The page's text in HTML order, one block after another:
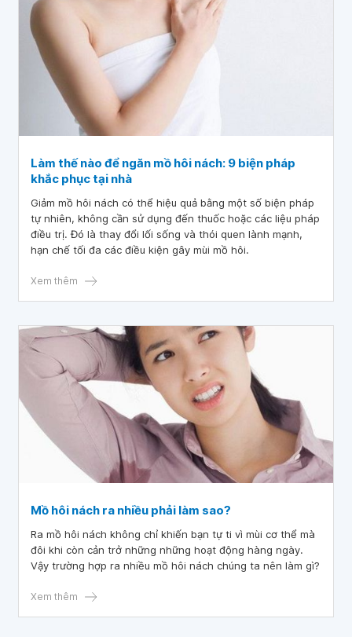
Làm thế nào để ngăn mồ hôi nách: 9 biện pháp
khắc phục tại nhà
Giảm mồ hôi nách có thể hiệu quả bằng một số biện pháp
tự nhiên, không cần sử dụng đến thuốc hoặc các liệu pháp
điều trị. Đó là thay đổi lối sống và thói quen lành mạnh,
hạn chế tối đa các điều kiện gây mùi mồ hôi.
Xem thêm
Mồ hôi nách ra nhiều phải làm sao?
Ra mồ hôi nách không chỉ khiến bạn tự ti vì mùi cơ thể mà
đôi khi còn cản trở những những hoạt động hàng ngày.
Vậy trường hợp ra nhiều mồ hôi nách chúng ta nên làm gì?
Xem thêm